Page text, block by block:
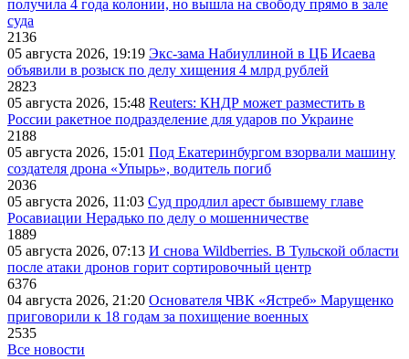
получила 4 года колонии, но вышла на свободу прямо в зале
суда
2136
05 августа 2026, 19:19 Экс-зама Набиуллиной в ЦБ Исаева
объявили в розыск по делу хищения 4 млрд рублей
2823
05 августа 2026, 15:48 Reuters: КНДР может разместить в
России ракетное подразделение для ударов по Украине
2188
05 августа 2026, 15:01 Под Екатеринбургом взорвали машину
создателя дрона «Упырь», водитель погиб
2036
05 августа 2026, 11:03 Суд продлил арест бывшему главе
Росавиации Нерадько по делу о мошенничестве
1889
05 августа 2026, 07:13 И снова Wildberries. В Тульской области
после атаки дронов горит сортировочный центр
6376
04 августа 2026, 21:20 Основателя ЧВК «Ястреб» Марущенко
приговорили к 18 годам за похищение военных
2535
Все новости